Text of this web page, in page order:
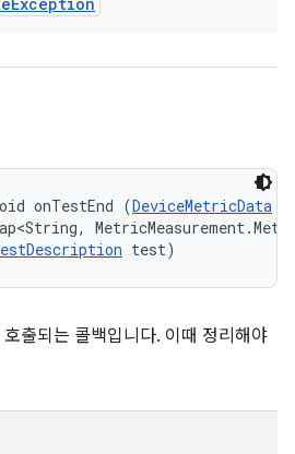
onTestEnd (DeviceMetricData
test)
출되는 콜백입니다. 이때 정리해야